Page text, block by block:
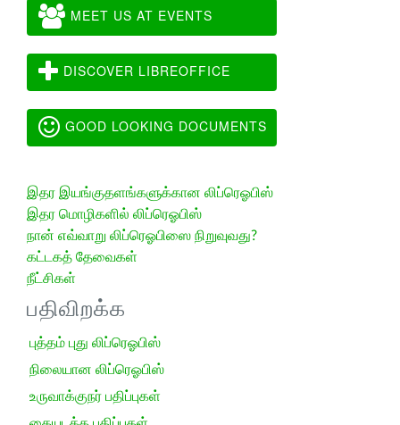
MEET US AT EVENTS
DISCOVER LIBREOFFICE
GOOD LOOKING DOCUMENTS
இதர இயங்குதளங்களுக்கான லிப்ரெஓபிஸ்
இதர மொழிகளில் லிப்ரெஓபிஸ்
நான் எவ்வாறு லிப்ரெஓபிஸை நிறுவுவது?
கட்டகத் தேவைகள்
நீட்சிகள்
பதிவிறக்க
புத்தம் புது லிப்ரெஓபிஸ்
நிலையான லிப்ரெஓபிஸ்
உருவாக்குநர் பதிப்புகள்